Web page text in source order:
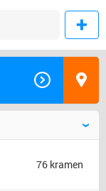
76 kramen